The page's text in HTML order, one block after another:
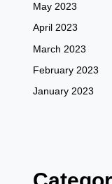
May 2023
April 2023
March 2023
February 2023
January 2023